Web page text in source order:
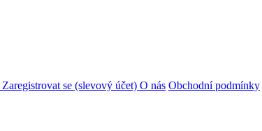
Zaregistrovat se (slevový účet) O nás Obchodní podmínky